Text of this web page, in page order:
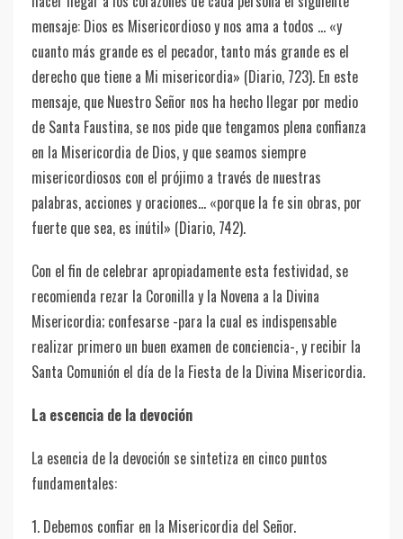
mensaje: Dios es Misericordioso y nos ama a todos … «y
cuanto más grande es el pecador, tanto más grande es el
derecho que tiene a Mi misericordia» (Diario, 723). En este
mensaje, que Nuestro Señor nos ha hecho llegar por medio
de Santa Faustina, se nos pide que tengamos plena confianza
en la Misericordia de Dios, y que seamos siempre
misericordiosos con el prójimo a través de nuestras
palabras, acciones y oraciones… «porque la fe sin obras, por
fuerte que sea, es inútil» (Diario, 742).
Con el fin de celebrar apropiadamente esta festividad, se
recomienda rezar la Coronilla y la Novena a la Divina
Misericordia; confesarse -para la cual es indispensable
realizar primero un buen examen de conciencia-, y recibir la
Santa Comunión el día de la Fiesta de la Divina Misericordia.
La escencia de la devoción
La esencia de la devoción se sintetiza en cinco puntos
fundamentales:
1. Debemos confiar en la Misericordia del Señor.